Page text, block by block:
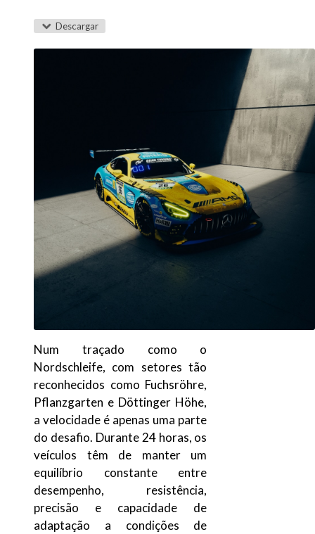
Descargar
Num traçado como o
Nordschleife, com setores tão
reconhecidos como Fuchsröhre,
Pflanzgarten e Döttinger Höhe,
a velocidade é apenas uma parte
do desafio. Durante 24 horas, os
veículos têm de manter um
equilíbrio constante entre
desempenho, resistência,
precisão e capacidade de
adaptação a condições de